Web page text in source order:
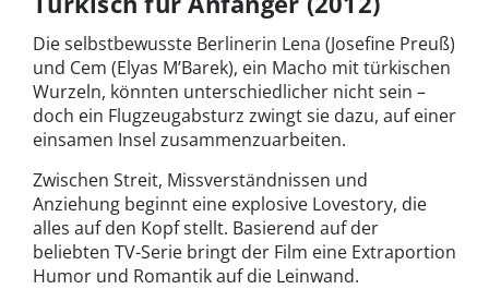
Die selbstbewusste Berlinerin Lena (Josefine Preuß)
und Cem (Elyas M’Barek), ein Macho mit türkischen
Wurzeln, könnten unterschiedlicher nicht sein –
doch ein Flugzeugabsturz zwingt sie dazu, auf einer
einsamen Insel zusammenzuarbeiten.
Zwischen Streit, Missverständnissen und
Anziehung beginnt eine explosive Lovestory, die
alles auf den Kopf stellt. Basierend auf der
beliebten TV-Serie bringt der Film eine Extraportion
Humor und Romantik auf die Leinwand.